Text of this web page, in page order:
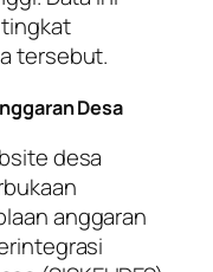
tersebut.
Desa
desa
anggaran